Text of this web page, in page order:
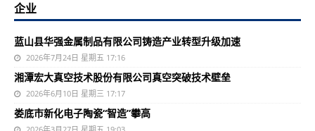
企业
蓝山县华强金属制品有限公司铸造产业转型升级加速
2026年7月24日 星期五 17:16
湘潭宏大真空技术股份有限公司真空突破技术壁垒
2026年6月10日 星期三 17:17
娄底市新化电子陶瓷“智造”攀高